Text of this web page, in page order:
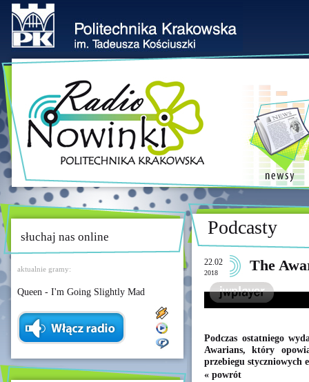
słuchaj nas online
aktualnie gramy:
Queen - I'm Going Slightly Mad
Podcasty
22.02
2018 The
Podczas ostatniego
Awarians, który
przebiegu styczniowych
« powrót